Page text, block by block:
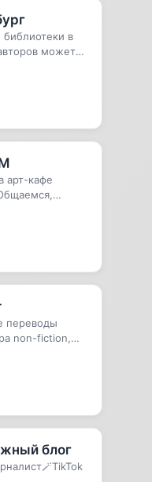
в
может
арт-кафе
переводы
non-fiction,
блог